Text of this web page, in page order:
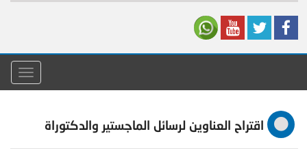
القائمة
اقتراح العناوين لرسائل الماجستير والدكتوراة